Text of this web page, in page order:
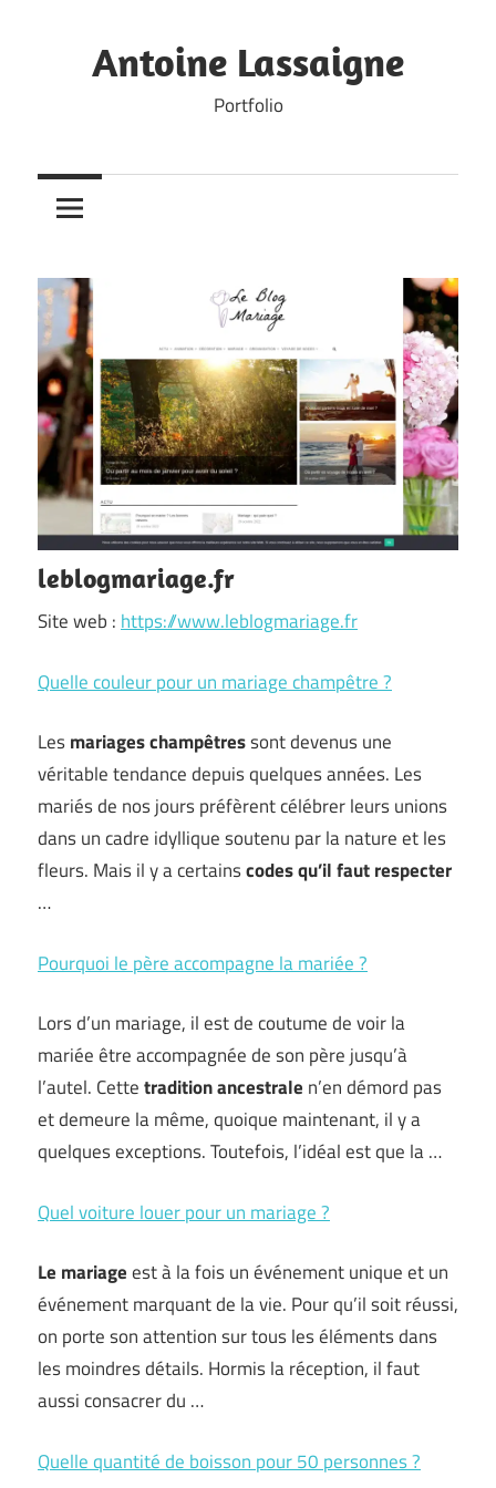
contentAntoine Lassaigne
Portfolio
leblogmariage.fr
Site web : https://www.leblogmariage.fr
Quelle couleur pour un mariage champêtre ?
Lesmariages champêtressont devenus une
véritable tendance depuis quelques années. Les
mariés de nos jours préfèrent célébrer leurs unions
dans un cadre idyllique soutenu par la nature et les
fleurs. Mais il y a certainscodes qu’il faut respecter
…
Pourquoi le père accompagne la mariée ?
Lors d’un mariage, il est de coutume de voir la
mariée être accompagnée de son père jusqu’à
l’autel. Cettetradition ancestrale n’en démord pas
et demeure la même, quoique maintenant, il y a
quelques exceptions. Toutefois, l’idéal est que la …
Quel voiture louer pour un mariage ?
Le mariageest à la fois un événement unique et un
événement marquant de la vie. Pour qu’il soit réussi,
on porte son attention sur tous les éléments dans
les moindres détails. Hormis la réception, il faut
aussi consacrer du …
Quelle quantité de boisson pour 50 personnes ?